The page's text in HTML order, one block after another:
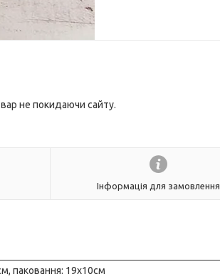
не покидаючи сайту.
Інформація для замовлення
паковання: 19х10см